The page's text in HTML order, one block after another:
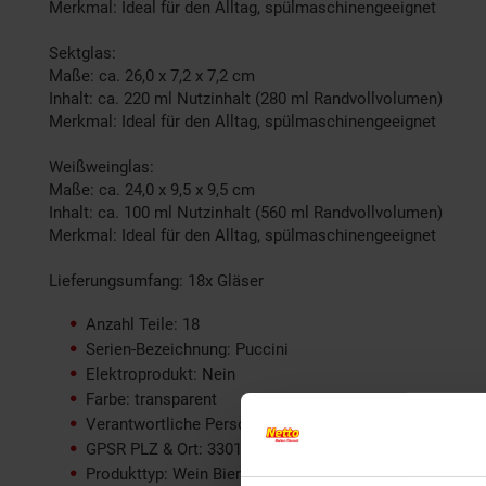
Merkmal: Ideal für den Alltag, spülmaschinengeeignet
Sektglas:
Maße: ca. 26,0 x 7,2 x 7,2 cm
Inhalt: ca. 220 ml Nutzinhalt (280 ml Randvollvolumen)
Merkmal: Ideal für den Alltag, spülmaschinengeeignet
Weißweinglas:
Maße: ca. 24,0 x 9,5 x 9,5 cm
Inhalt: ca. 100 ml Nutzinhalt (560 ml Randvollvolumen)
Merkmal: Ideal für den Alltag, spülmaschinengeeignet
Lieferungsumfang: 18x Gläser
Anzahl Teile: 18
Serien-Bezeichnung: Puccini
Elektroprodukt: Nein
Farbe: transparent
Verantwortliche Person für die EU: glaskoch B. Koch jr.
GPSR PLZ & Ort: 33014 Bad Driburg
Produkttyp: Wein Bier Sekt Gläserset